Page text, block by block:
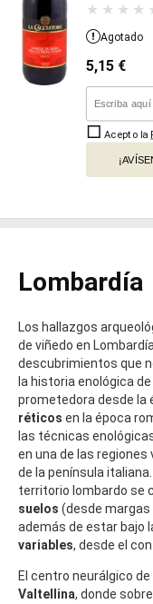
Agotado
5,15 €
Acepto la
Lombardía
Los hallazgos
de viñedo en
descubrimientos que
la historia enológica
prometedora desde la
réticos en la época
las técnicas
en una de las
de la península
territorio lombardo se
suelos (desde margas
además de estar bajo
variables, desde el
El centro neurálgico
Valtellina, donde